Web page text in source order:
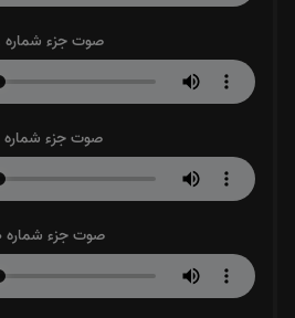
صوت جزء شماره 8
صوت جزء شماره 9
صوت جزء شماره 10